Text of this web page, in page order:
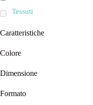
Tessuti
Caratteristiche
Colore
Dimensione
Formato